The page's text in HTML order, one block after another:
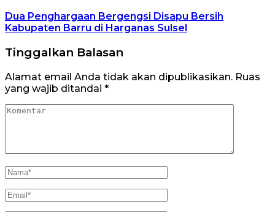
Dua Penghargaan Bergengsi Disapu Bersih
Kabupaten Barru di Harganas Sulsel
Tinggalkan Balasan
Alamat email Anda tidak akan dipublikasikan. Ruas
yang wajib ditandai *